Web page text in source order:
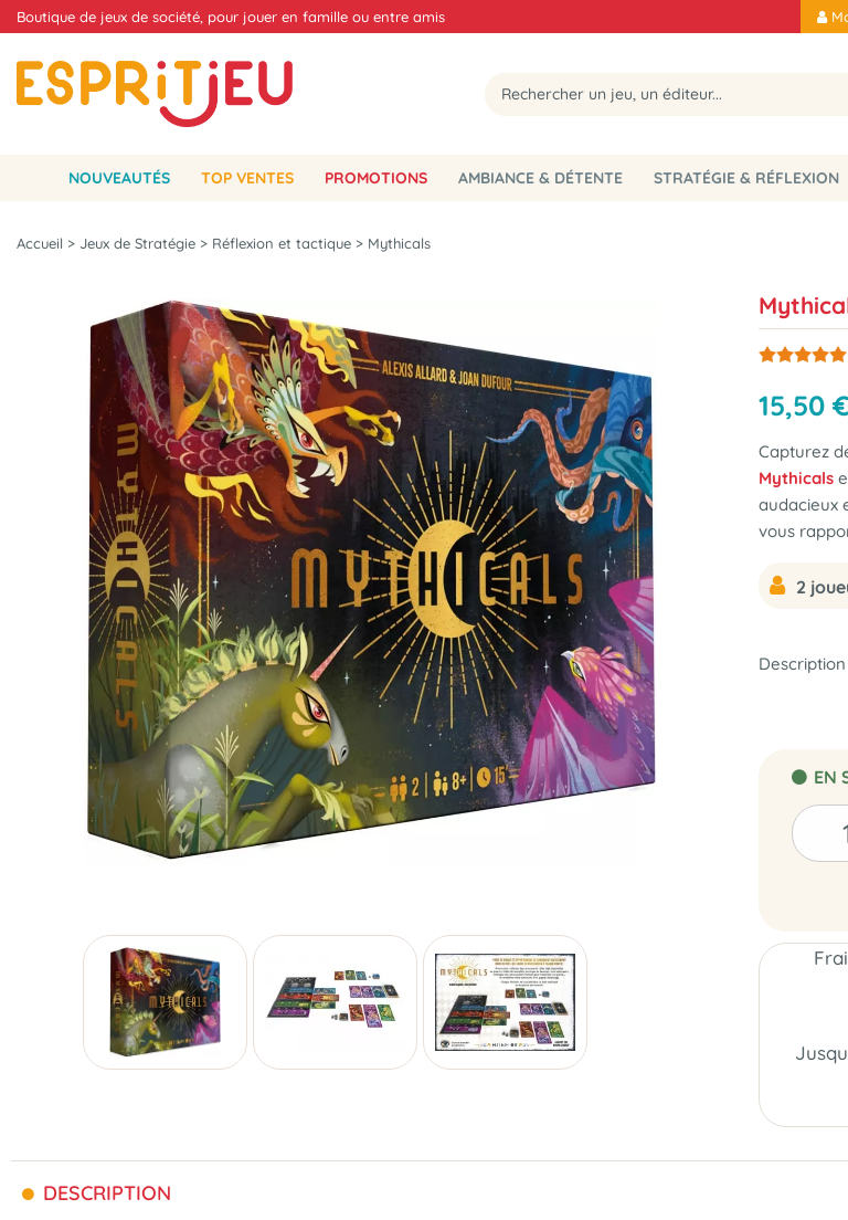
Boutique de jeux de société, pour jouer en famille ou entre amis
NOUVEAUTÉS TOP VENTES PROMOTIONS AMBIANCE & DÉTENTE STRATÉGIE & RÉFLEXION
Accueil > Jeux de Stratégie > Réflexion et tactique > Mythicals
15,50 €
Capturez
Mythicals
audacieux
vous
2
Description
EN
DESCRIPTION